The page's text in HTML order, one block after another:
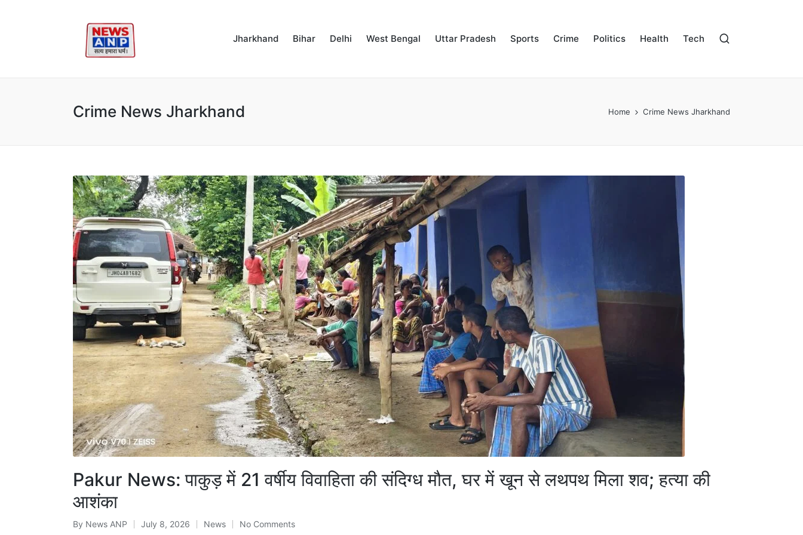
Jharkhand Bihar Delhi West Bengal Uttar Pradesh Sports Crime Politics Health Tech
Crime News Jharkhand Home Crime News Jharkhand
Pakur News: पाकुड़ में 21 वर्षीय विवाहिता की संदिग्ध मौत, घर में खून से लथपथ मिला शव; हत्या की
आशंका
Posted
By News ANP July 8, 2026
Posted
News No Comments